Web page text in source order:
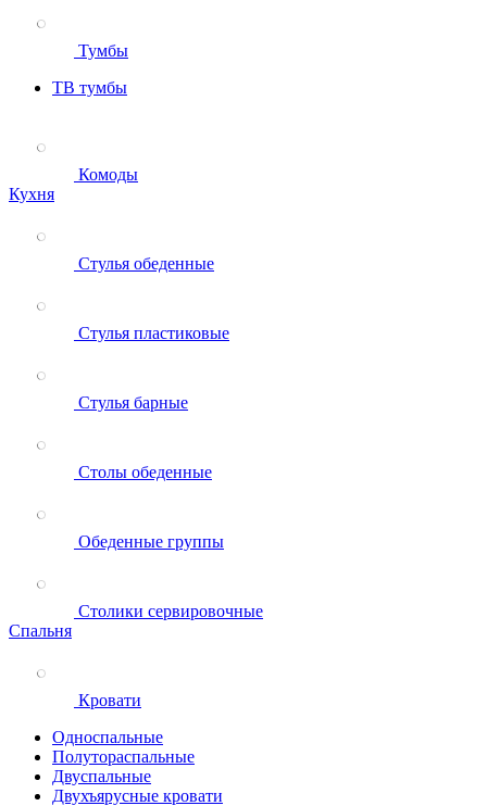
Тумбы
ТВ тумбы
Комоды
Кухня
Стулья обеденные
Стулья пластиковые
Стулья барные
Столы обеденные
Обеденные группы
Столики сервировочные
Спальня
Кровати
Односпальные
Полутораспальные
Двуспальные
Двухъярусные кровати